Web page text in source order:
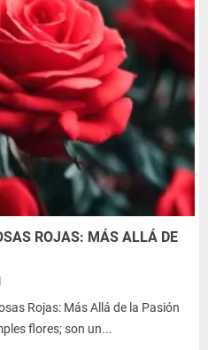
ROJAS: MÁS ALLÁ DE
Rojas: Más Allá de la Pasión
flores; son un...